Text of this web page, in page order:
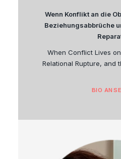
Wenn Konflikt an die
Beziehungsabbrüche
When Conflict Lives
Relational Rupture, and
BIO